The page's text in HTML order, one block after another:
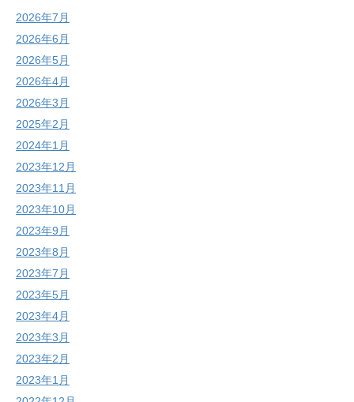
2026年7月
2026年6月
2026年5月
2026年4月
2026年3月
2025年2月
2024年1月
2023年12月
2023年11月
2023年10月
2023年9月
2023年8月
2023年7月
2023年5月
2023年4月
2023年3月
2023年2月
2023年1月